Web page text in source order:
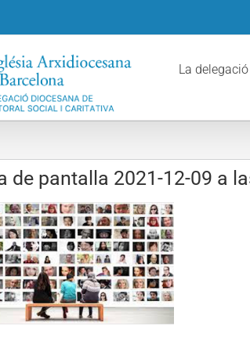
La delegació
de pantalla 2021-12-09 a